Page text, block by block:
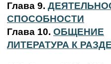
Глава 9.
СПОСОБНОСТИ
Глава 10. ОБЩЕНИЕ
ЛИТЕРАТУРА К